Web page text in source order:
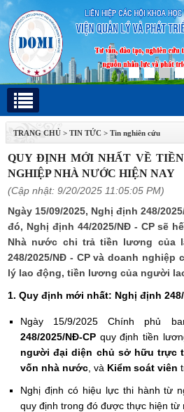
TRANG CHỦ > TIN TỨC > Tin nghiên cứu
QUY ĐỊNH MỚI NHẤT VỀ
NGHIỆP NHÀ NƯỚC HIỆN NAY
(Cập nhật: 9/20/2025 11:05:05 PM)
Ngày 15/09/2025, Nghị định 248/
đó, Nghị định 44/2025/NĐ - CP sẽ
Nhà nước chi trả tiền lương của
248/2025/NĐ - CP và doanh nghiệp
lý lao động, tiền lương của người
1. Quy định mới nhất: Nghị định
Ngày 15/9/2025 Chính phủ
248/2025/NĐ-CP quy định tiền
người đại diện chủ sở hữu trực
vốn nhà nước , và Kiểm soát viên
Nghị định có hiệu lực thi hành từ
quy định trong đó được thực hiện từ